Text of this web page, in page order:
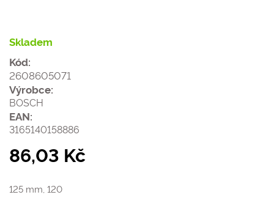
Skladem
Kód:
2608605071
Výrobce:
BOSCH
EAN:
3165140158886
86,03 Kč
125 mm, 120